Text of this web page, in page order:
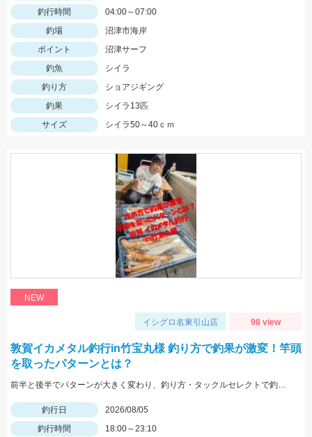
釣行時間
04:00～07:00
釣場
沼津市海岸
ポイント
沼津サーフ
釣魚
シイラ
釣り方
ショアジギング
釣果
シイラ13匹
サイズ
シイラ50～40ｃｍ
NEW
イシグロ名東引山店 98 view
敦賀イカメタル釣行in竹宝丸様 釣り方で釣果が激変！竿頭
を取ったパターンとは？
前半と後半でパターンが大きく変わり、釣り方・タックルセレクトで釣果に差が出た日でした。最近の傾向としてケイムラ系カラーは必須ですので必ず持って行ってください。
釣行日
2026/08/05
釣行時間
18:00～23:10